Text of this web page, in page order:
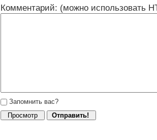
Комментарий: (можно использовать
Запомнить вас?